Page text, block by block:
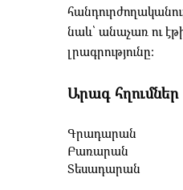
նաև՝ անաչառ ու
լրագրությունը։
Արագ հղումներ
Գրադարան
Բառարան
Տեսադարան